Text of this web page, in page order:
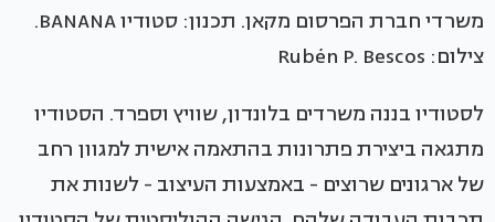
משרדי חברת הפרסום מקאן. תכנון: סטודיו BANANA.
צילום: Rubén P. Bescos
לסטודיו בננה משרדים בלונדון, שוויץ וספרד. הסטודיו
מתגאה ביצירת פתרונות בהתאמה אישית למגוון רחב
של ארגונים שרוצים - באמצעות העיצוב - לשנות את